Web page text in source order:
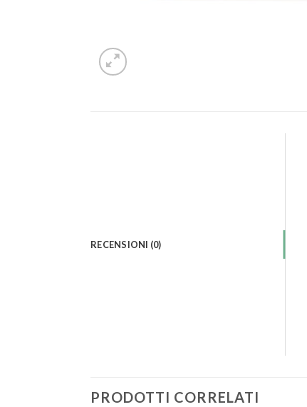
RECENSIONI (0)
PRODOTTI CORRELATI